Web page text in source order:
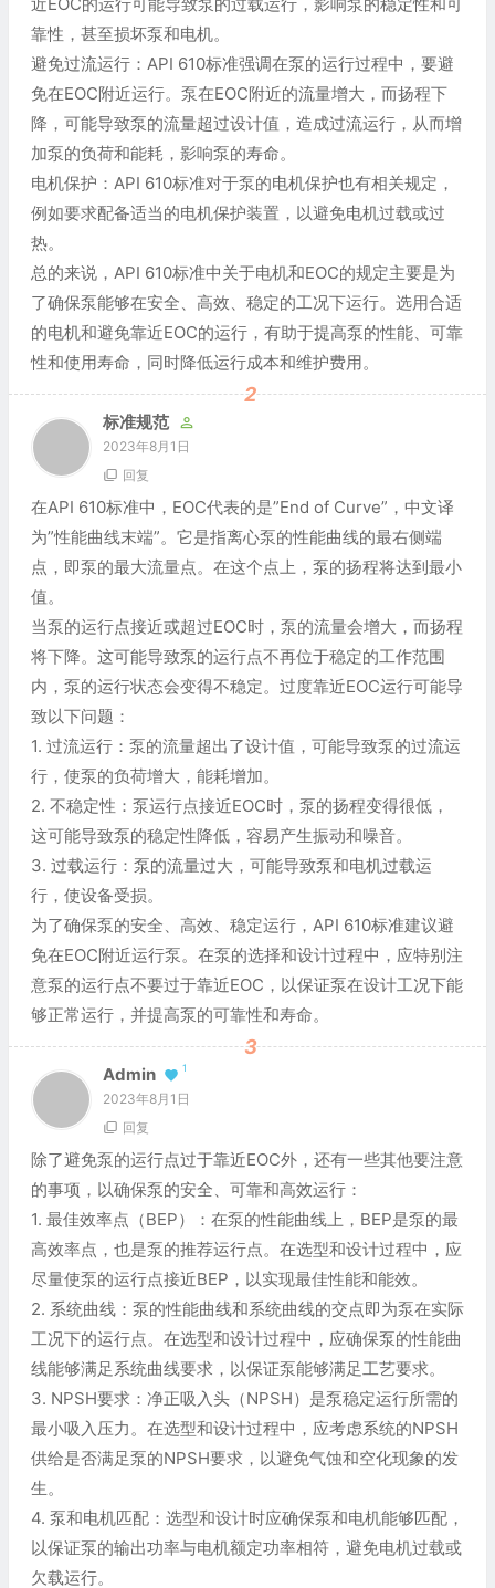
靠性，甚至损坏泵和电机。
避免过流运行：API 610标准强调在泵的运行过程中，要避
免在EOC附近运行。泵在EOC附近的流量增大，而扬程下
降，可能导致泵的流量超过设计值，造成过流运行，从而增
加泵的负荷和能耗，影响泵的寿命。
电机保护：API 610标准对于泵的电机保护也有相关规定，
例如要求配备适当的电机保护装置，以避免电机过载或过
热。
总的来说，API 610标准中关于电机和EOC的规定主要是为
了确保泵能够在安全、高效、稳定的工况下运行。选用合适
的电机和避免靠近EOC的运行，有助于提高泵的性能、可靠
性和使用寿命，同时降低运行成本和维护费用。
标准规范
2023年8月1日
2
回复
在API 610标准中，EOC代表的是”End of Curve”，中文译
为”性能曲线末端”。它是指离心泵的性能曲线的最右侧端
点，即泵的最大流量点。在这个点上，泵的扬程将达到最小
值。
当泵的运行点接近或超过EOC时，泵的流量会增大，而扬程
将下降。这可能导致泵的运行点不再位于稳定的工作范围
内，泵的运行状态会变得不稳定。过度靠近EOC运行可能导
致以下问题：
1. 过流运行：泵的流量超出了设计值，可能导致泵的过流运
行，使泵的负荷增大，能耗增加。
2. 不稳定性：泵运行点接近EOC时，泵的扬程变得很低，
这可能导致泵的稳定性降低，容易产生振动和噪音。
3. 过载运行：泵的流量过大，可能导致泵和电机过载运
行，使设备受损。
为了确保泵的安全、高效、稳定运行，API 610标准建议避
免在EOC附近运行泵。在泵的选择和设计过程中，应特别注
意泵的运行点不要过于靠近EOC，以保证泵在设计工况下能
够正常运行，并提高泵的可靠性和寿命。
Admin 1
2023年8月1日
3
回复
除了避免泵的运行点过于靠近EOC外，还有一些其他要注意
的事项，以确保泵的安全、可靠和高效运行：
1. 最佳效率点（BEP）：在泵的性能曲线上，BEP是泵的最
高效率点，也是泵的推荐运行点。在选型和设计过程中，应
尽量使泵的运行点接近BEP，以实现最佳性能和能效。
2. 系统曲线：泵的性能曲线和系统曲线的交点即为泵在实际
工况下的运行点。在选型和设计过程中，应确保泵的性能曲
线能够满足系统曲线要求，以保证泵能够满足工艺要求。
3. NPSH要求：净正吸入头（NPSH）是泵稳定运行所需的
最小吸入压力。在选型和设计过程中，应考虑系统的NPSH
供给是否满足泵的NPSH要求，以避免气蚀和空化现象的发
生。
4. 泵和电机匹配：选型和设计时应确保泵和电机能够匹配，
以保证泵的输出功率与电机额定功率相符，避免电机过载或
欠载运行。